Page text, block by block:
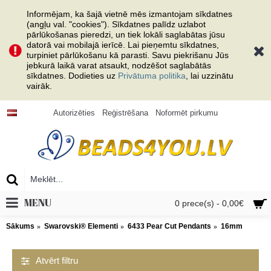
Informējam, ka šajā vietnē mēs izmantojam sīkdatnes
(angļu val. "cookies"). Sīkdatnes palīdz uzlabot
pārlūkošanas pieredzi, un tiek lokāli saglabātas jūsu
datorā vai mobilajā ierīcē. Lai pieņemtu sīkdatnes,
turpiniet pārlūkošanu kā parasti. Savu piekrišanu Jūs
jebkurā laikā varat atsaukt, nodzēšot saglabātās
sīkdatnes. Dodieties uz Privātuma politika , lai uzzinātu
vairāk.
Autorizēties Reģistrēšana Noformēt pirkumu
0 prece(s) - 0,00€
MENU
Sākums Swarovski® Elementi 6433 Pear Cut Pendants 16mm
Atvērt filtru